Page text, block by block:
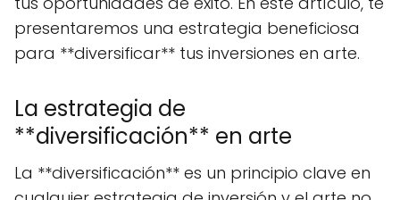
presentaremos una estrategia beneficiosa
para **diversificar** tus inversiones en arte.
La estrategia de
**diversificación** en arte
La **diversificación** es un principio clave en